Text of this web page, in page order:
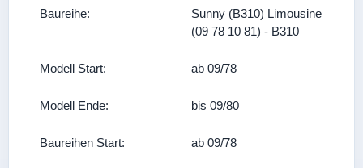
Baureihe:
Sunny (B310) Limousine
(09 78 10 81) - B310
Modell Start: ab 09/78
Modell Ende: bis 09/80
Baureihen Start: ab 09/78